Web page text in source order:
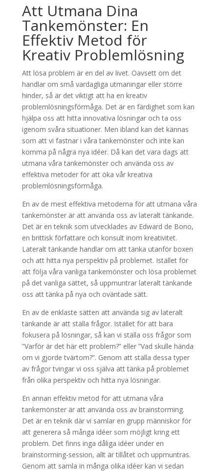
Att Utmana Dina
Tankemönster: En
Effektiv Metod för
Kreativ Problemlösning
Att lösa problem är en del av livet. Oavsett om det
handlar om små vardagliga utmaningar eller större
hinder, så är det viktigt att ha en kreativ
problemlösningsförmåga. Det är en färdighet som kan
hjälpa oss att hitta innovativa lösningar och ta oss
igenom svåra situationer. Men ibland kan det kännas
som att vi fastnar i våra tankemönster och inte kan
komma på några nya idéer. Då kan det vara dags att
utmana våra tankemönster och använda oss av
effektiva metoder för att öka vår kreativa
problemlösningsförmåga.
En av de mest effektiva metoderna för att utmana våra
tankemönster är att använda oss av lateralt tänkande.
Det är en teknik som utvecklades av Edward de Bono,
en brittisk författare och konsult inom kreativitet.
Lateralt tänkande handlar om att tänka utanför boxen
och att hitta nya perspektiv på problemet. Istället för
att följa våra vanliga tankemönster och lösa problemet
på det vanliga sättet, så uppmuntrar lateralt tänkande
oss att tänka på nya och oväntade sätt.
En av de enklaste sätten att använda sig av lateralt
tänkande är att ställa frågor. Istället för att bara
fokusera på lösningar, så kan vi ställa oss frågor som
”Varför är det här ett problem?” eller ”Vad skulle hända
om vi gjorde tvärtom?”. Genom att ställa dessa typer
av frågor tvingar vi oss själva att tänka på problemet
från olika perspektiv och hitta nya lösningar.
En annan effektiv metod för att utmana våra
tankemönster är att använda oss av brainstorming.
Det är en teknik där vi samlar en grupp människor för
att generera så många idéer som möjligt kring ett
problem. Det finns inga dåliga idéer under en
brainstorming-session, allt är tillåtet och uppmuntras.
Genom att samla in många olika idéer kan vi sedan